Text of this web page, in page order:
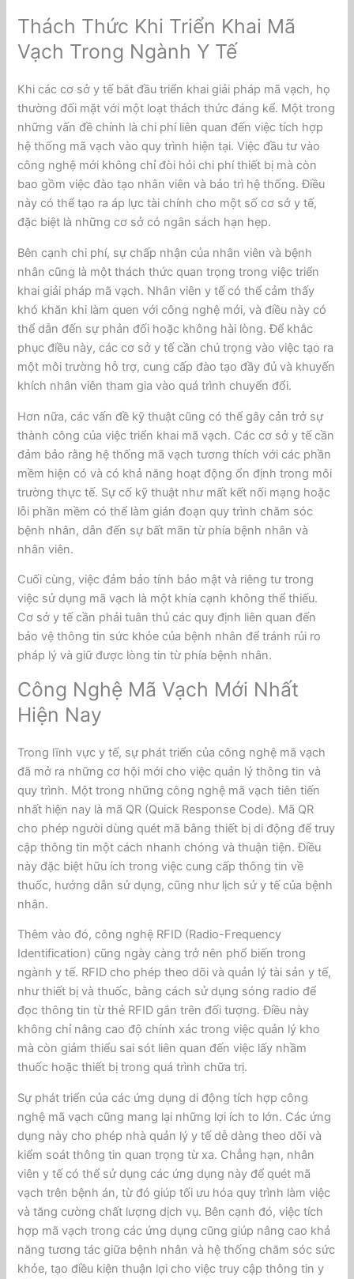
Thách Thức Khi Triển Khai Mã
Vạch Trong Ngành Y Tế
Khi các cơ sở y tế bắt đầu triển khai giải pháp mã vạch, họ
thường đối mặt với một loạt thách thức đáng kể. Một trong
những vấn đề chính là chi phí liên quan đến việc tích hợp
hệ thống mã vạch vào quy trình hiện tại. Việc đầu tư vào
công nghệ mới không chỉ đòi hỏi chi phí thiết bị mà còn
bao gồm việc đào tạo nhân viên và bảo trì hệ thống. Điều
này có thể tạo ra áp lực tài chính cho một số cơ sở y tế,
đặc biệt là những cơ sở có ngân sách hạn hẹp.
Bên cạnh chi phí, sự chấp nhận của nhân viên và bệnh
nhân cũng là một thách thức quan trọng trong việc triển
khai giải pháp mã vạch. Nhân viên y tế có thể cảm thấy
khó khăn khi làm quen với công nghệ mới, và điều này có
thể dẫn đến sự phản đối hoặc không hài lòng. Để khắc
phục điều này, các cơ sở y tế cần chú trọng vào việc tạo ra
một môi trường hỗ trợ, cung cấp đào tạo đầy đủ và khuyến
khích nhân viên tham gia vào quá trình chuyển đổi.
Hơn nữa, các vấn đề kỹ thuật cũng có thể gây cản trở sự
thành công của việc triển khai mã vạch. Các cơ sở y tế cần
đảm bảo rằng hệ thống mã vạch tương thích với các phần
mềm hiện có và có khả năng hoạt động ổn định trong môi
trường thực tế. Sự cố kỹ thuật như mất kết nối mạng hoặc
lỗi phần mềm có thể làm gián đoạn quy trình chăm sóc
bệnh nhân, dẫn đến sự bất mãn từ phía bệnh nhân và
nhân viên.
Cuối cùng, việc đảm bảo tính bảo mật và riêng tư trong
việc sử dụng mã vạch là một khía cạnh không thể thiếu.
Cơ sở y tế cần phải tuân thủ các quy định liên quan đến
bảo vệ thông tin sức khỏe của bệnh nhân để tránh rủi ro
pháp lý và giữ được lòng tin từ phía bệnh nhân.
Công Nghệ Mã Vạch Mới Nhất
Hiện Nay
Trong lĩnh vực y tế, sự phát triển của công nghệ mã vạch
đã mở ra những cơ hội mới cho việc quản lý thông tin và
quy trình. Một trong những công nghệ mã vạch tiên tiến
nhất hiện nay là mã QR (Quick Response Code). Mã QR
cho phép người dùng quét mã bằng thiết bị di động để truy
cập thông tin một cách nhanh chóng và thuận tiện. Điều
này đặc biệt hữu ích trong việc cung cấp thông tin về
thuốc, hướng dẫn sử dụng, cũng như lịch sử y tế của bệnh
nhân.
Thêm vào đó, công nghệ RFID (Radio-Frequency
Identification) cũng ngày càng trở nên phổ biến trong
ngành y tế. RFID cho phép theo dõi và quản lý tài sản y tế,
như thiết bị và thuốc, bằng cách sử dụng sóng radio để
đọc thông tin từ thẻ RFID gắn trên đối tượng. Điều này
không chỉ nâng cao độ chính xác trong việc quản lý kho
mà còn giảm thiểu sai sót liên quan đến việc lấy nhầm
thuốc hoặc thiết bị trong quá trình chữa trị.
Sự phát triển của các ứng dụng di động tích hợp công
nghệ mã vạch cũng mang lại những lợi ích to lớn. Các ứng
dụng này cho phép nhà quản lý y tế dễ dàng theo dõi và
kiểm soát thông tin quan trọng từ xa. Chẳng hạn, nhân
viên y tế có thể sử dụng các ứng dụng này để quét mã
vạch trên bệnh án, từ đó giúp tối ưu hóa quy trình làm việc
và tăng cường chất lượng dịch vụ. Bên cạnh đó, việc tích
hợp mã vạch trong các ứng dụng cũng giúp nâng cao khả
năng tương tác giữa bệnh nhân và hệ thống chăm sóc sức
khỏe, tạo điều kiện thuận lợi cho việc truy cập thông tin y